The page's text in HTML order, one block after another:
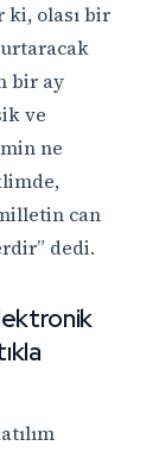
ki, olası bir
bir ay
ve
ne
can
dedi.